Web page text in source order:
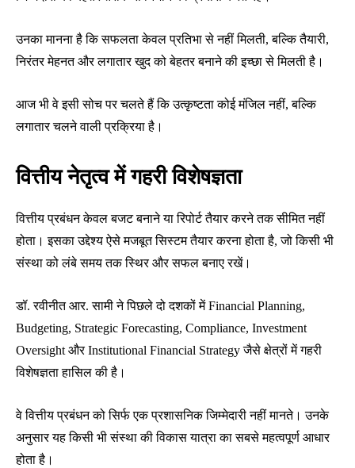
उनका मानना है कि सफलता केवल प्रतिभा से नहीं मिलती, बल्कि तैयारी,
निरंतर मेहनत और लगातार खुद को बेहतर बनाने की इच्छा से मिलती है।
आज भी वे इसी सोच पर चलते हैं कि उत्कृष्टता कोई मंजिल नहीं, बल्कि
लगातार चलने वाली प्रक्रिया है।
वित्तीय नेतृत्व में गहरी विशेषज्ञता
वित्तीय प्रबंधन केवल बजट बनाने या रिपोर्ट तैयार करने तक सीमित नहीं
होता। इसका उद्देश्य ऐसे मजबूत सिस्टम तैयार करना होता है, जो किसी भी
संस्था को लंबे समय तक स्थिर और सफल बनाए रखें।
डॉ. रवीनीत आर. सामी ने पिछले दो दशकों में Financial Planning,
Budgeting, Strategic Forecasting, Compliance, Investment
Oversight और Institutional Financial Strategy जैसे क्षेत्रों में गहरी
विशेषज्ञता हासिल की है।
वे वित्तीय प्रबंधन को सिर्फ एक प्रशासनिक जिम्मेदारी नहीं मानते। उनके
अनुसार यह किसी भी संस्था की विकास यात्रा का सबसे महत्वपूर्ण आधार
होता है।